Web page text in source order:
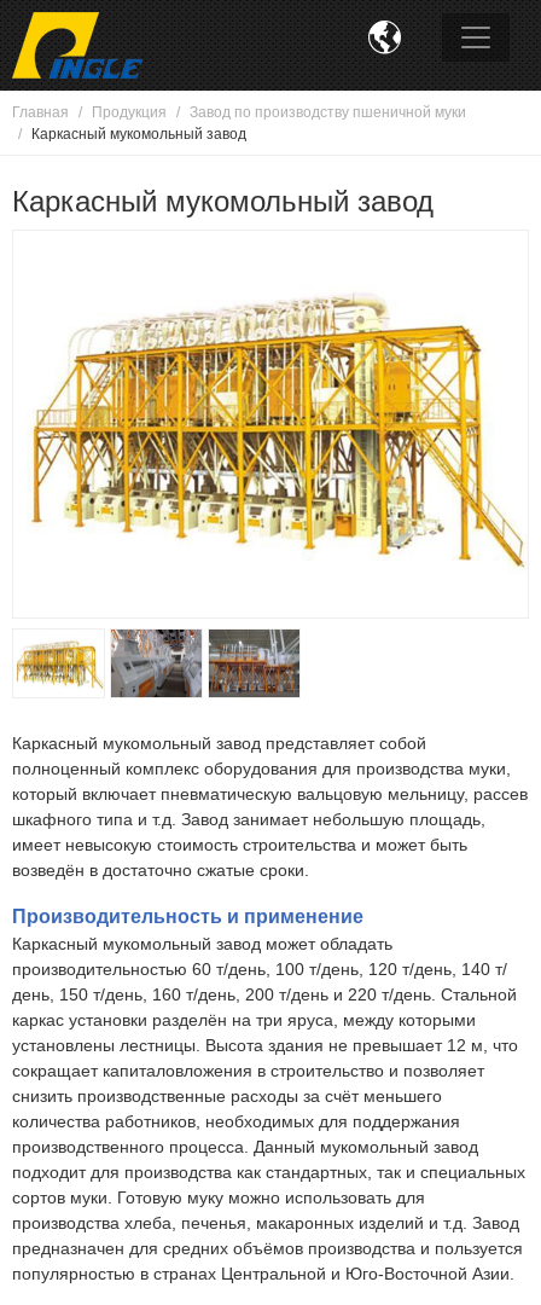

Главная Продукция
Завод по производству пшеничной муки
Каркасный мукомольный завод
Каркасный мукомольный завод
Каркасный мукомольный завод представляет собой
полноценный комплекс оборудования для производства муки,
который включает пневматическую вальцовую мельницу, рассев
шкафного типа и т.д. Завод занимает небольшую площадь,
имеет невысокую стоимость строительства и может быть
возведён в достаточно сжатые сроки.
Производительность и применение
Каркасный мукомольный завод может обладать
производительностью 60 т/день, 100 т/день, 120 т/день, 140 т/
день, 150 т/день, 160 т/день, 200 т/день и 220 т/день. Стальной
каркас установки разделён на три яруса, между которыми
установлены лестницы. Высота здания не превышает 12 м, что
сокращает капиталовложения в строительство и позволяет
снизить производственные расходы за счёт меньшего
количества работников, необходимых для поддержания
производственного процесса. Данный мукомольный завод
подходит для производства как стандартных, так и специальных
сортов муки. Готовую муку можно использовать для
производства хлеба, печенья, макаронных изделий и т.д. Завод
предназначен для средних объёмов производства и пользуется
популярностью в странах Центральной и Юго-Восточной Азии.